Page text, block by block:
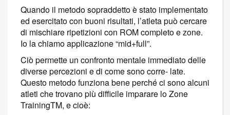
Quando il metodo sopraddetto è stato implementato
ed esercitato con buoni risultati, l’atleta può cercare
di mischiare ripetizioni con ROM completo e zone.
Io la chiamo applicazione “mid+full”.
Ciò permette un confronto mentale immediato delle
diverse percezioni e di come sono corre- late.
Questo metodo funziona bene perché ci sono alcuni
atleti che trovano più difficile imparare lo Zone
TrainingTM, e cioè: